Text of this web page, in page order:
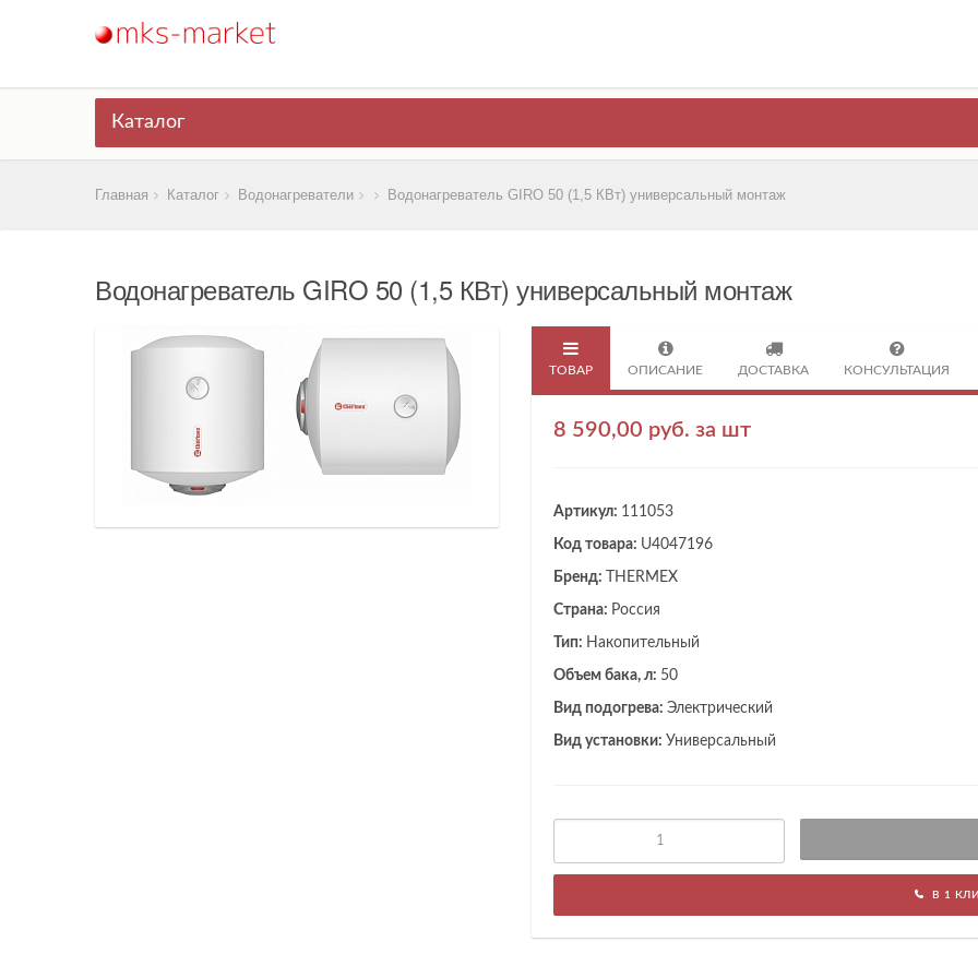
Каталог
Главная Каталог Водонагреватели Водонагреватель GIRO 50 (1,5 КВт) универсальный монтаж
Водонагреватель GIRO 50 (1,5 КВт) универсальный монтаж
ТОВАР ОПИСАНИЕ ДОСТАВКА КОНСУЛЬТАЦИЯ
8 590,00 руб. за шт
Артикул: 111053
Код товара: U4047196
Бренд: THERMEX
Страна: Россия
Тип: Накопительный
Объем бака, л: 50
Вид подогрева: Электрический
Вид установки: Универсальный
В 1